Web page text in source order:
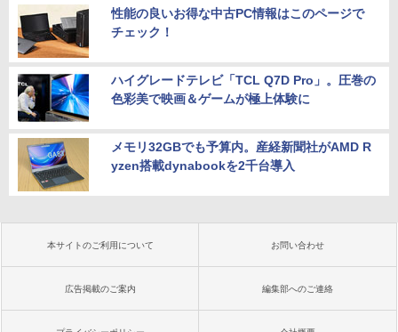
性能の良いお得な中古PC情報はこのページで
チェック！
ハイグレードテレビ「TCL Q7D Pro」。圧巻の
色彩美で映画＆ゲームが極上体験に
メモリ32GBでも予算内。産経新聞社がAMD R
yzen搭載dynabookを2千台導入
本サイトのご利用について お問い合わせ
広告掲載のご案内 編集部へのご連絡